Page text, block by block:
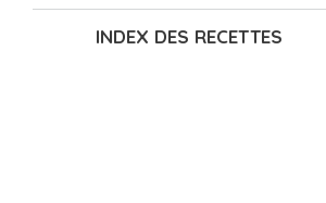
INDEX DES RECETTES